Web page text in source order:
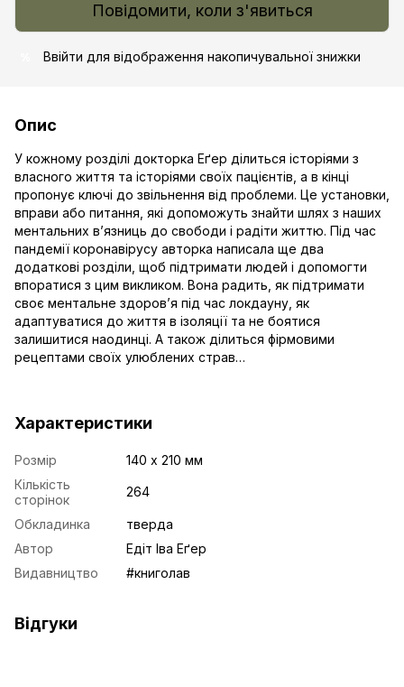
Повідомити, коли з'явиться
Ввійти для відображення накопичувальної знижки
Опис
У кожному розділі докторка Еґер ділиться історіями з
власного життя та історіями своїх пацієнтів, а в кінці
пропонує ключі до звільнення від проблеми. Це установки,
вправи або питання, які допоможуть знайти шлях з наших
ментальних в’язниць до свободи і радіти життю. Під час
пандемії коронавірусу авторка написала ще два
додаткові розділи, щоб підтримати людей і допомогти
впоратися з цим викликом. Вона радить, як підтримати
своє ментальне здоров’я під час локдауну, як
адаптуватися до життя в ізоляції та не боятися
залишитися наодинці. А також ділиться фірмовими
рецептами своїх улюблених страв…
Характеристики
Розмір
140 х 210 мм
Кількість
сторінок
264
Обкладинка
тверда
Автор
Едіт Іва Еґер
Видавництво
#книголав
Відгуки